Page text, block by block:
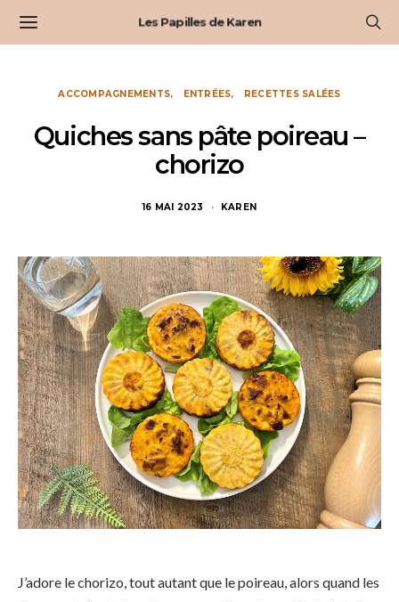
Les Papilles de Karen
ACCOMPAGNEMENTS ENTRÉES RECETTES SALÉES
Quiches sans pâte poireau –
chorizo
16 MAI 2023 KAREN
J’adore le chorizo, tout autant que le poireau, alors quand les